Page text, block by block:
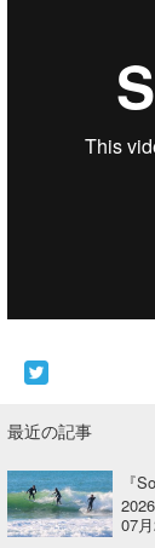
最近の記事
『
07
Naoya
Yasunari Inoue
Yoshiyuki
arukasvision
メディア
Colors
WAVAL
福島寿実子
中浦“JET”章
嵯峨明日香
波伝説スタッフ
☆加藤
+☆maki☆+
波伝説